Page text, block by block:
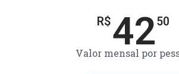
R$4250
Valor mensal por